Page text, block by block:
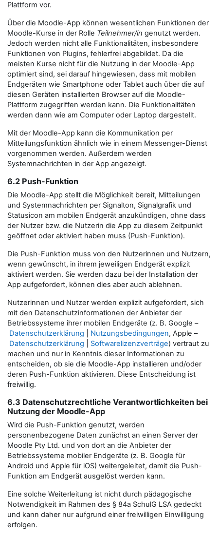
Plattform vor.
Über die Moodle-App können wesentlichen Funktionen der
Moodle-Kurse in der Rolle Teilnehmer/in genutzt werden.
Jedoch werden nicht alle Funktionalitäten, insbesondere
Funktionen von Plugins, fehlerfrei abgebildet. Da die
meisten Kurse nicht für die Nutzung in der Moodle-App
optimiert sind, sei darauf hingewiesen, dass mit mobilen
Endgeräten wie Smartphone oder Tablet auch über die auf
diesen Geräten installierten Browser auf die Moodle-
Plattform zugegriffen werden kann. Die Funktionalitäten
werden dann wie am Computer oder Laptop dargestellt.
Mit der Moodle-App kann die Kommunikation per
Mitteilungsfunktion ähnlich wie in einem Messenger-Dienst
vorgenommen werden. Außerdem werden
Systemnachrichten in der App angezeigt.
6.2 Push-Funktion
Die Moodle-App stellt die Möglichkeit bereit, Mitteilungen
und Systemnachrichten per Signalton, Signalgrafik und
Statusicon am mobilen Endgerät anzukündigen, ohne dass
der Nutzer bzw. die Nutzerin die App zu diesem Zeitpunkt
geöffnet oder aktiviert haben muss (Push-Funktion).
Die Push-Funktion muss von den Nutzerinnen und Nutzern,
wenn gewünscht, in ihrem jeweiligen Endgerät explizit
aktiviert werden. Sie werden dazu bei der Installation der
App aufgefordert, können dies aber auch ablehnen.
Nutzerinnen und Nutzer werden explizit aufgefordert, sich
mit den Datenschutzinformationen der Anbieter der
Betriebssysteme ihrer mobilen Endgeräte (z. B. Google –
Datenschutzerklärung
Nutzungsbedingungen, Apple –
Datenschutzerklärung
Softwarelizenzverträge) vertraut zu
machen und nur in Kenntnis dieser Informationen zu
entscheiden, ob sie die Moodle-App installieren und/oder
deren Push-Funktion aktivieren. Diese Entscheidung ist
freiwillig.
6.3 Datenschutzrechtliche Verantwortlichkeiten bei
Nutzung der Moodle-App
Wird die Push-Funktion genutzt, werden
personenbezogene Daten zunächst an einen Server der
Moodle Pty Ltd. und von dort an die Anbieter der
Betriebssysteme mobiler Endgeräte (z. B. Google für
Android und Apple für iOS) weitergeleitet, damit die Push-
Funktion am Endgerät ausgelöst werden kann.
Eine solche Weiterleitung ist nicht durch pädagogische
Notwendigkeit im Rahmen des § 84a SchulG LSA gedeckt
und kann daher nur aufgrund einer freiwilligen Einwilligung
erfolgen.